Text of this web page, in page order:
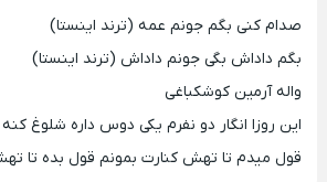
صدام کنی بگم جونم عمه (ترند اینستا)
بگم داداش بگی جونم داداش (ترند اینستا)
واله آرمین کوشکباغی
این روزا انگار دو نفرم یکی دوس داره شلوغ کنه
قول میدم تا تهش کنارت بمونم قول بده تا